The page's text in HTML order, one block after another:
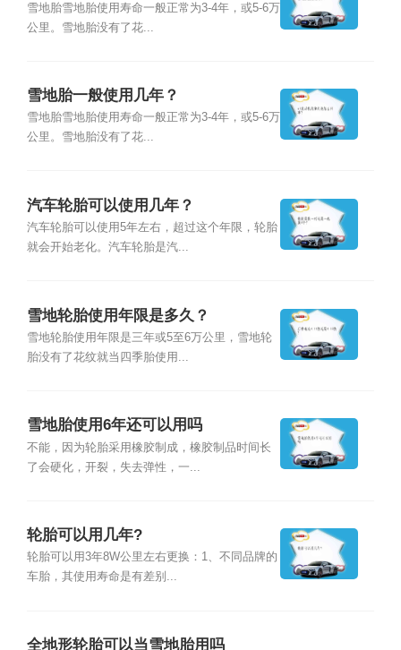
雪地胎雪地胎使用寿命一般正常为3-4年，或5-6万
公里。雪地胎没有了花...
雪地胎一般使用几年？
雪地胎雪地胎使用寿命一般正常为3-4年，或5-6万
公里。雪地胎没有了花...
汽车轮胎可以使用几年？
汽车轮胎可以使用5年左右，超过这个年限，轮胎
就会开始老化。汽车轮胎是汽...
雪地轮胎使用年限是多久？
雪地轮胎使用年限是三年或5至6万公里，雪地轮
胎没有了花纹就当四季胎使用...
雪地胎使用6年还可以用吗
不能，因为轮胎采用橡胶制成，橡胶制品时间长
了会硬化，开裂，失去弹性，一...
轮胎可以用几年?
轮胎可以用3年8W公里左右更换：1、不同品牌的
车胎，其使用寿命是有差别...
全地形轮胎可以当雪地胎用吗